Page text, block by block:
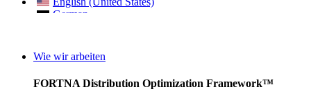
German
Wie wir arbeiten
FORTNA Distribution Optimization Framework™